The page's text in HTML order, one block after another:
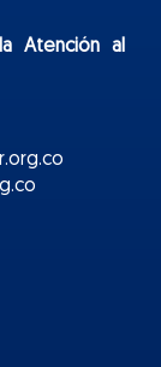
Atención al